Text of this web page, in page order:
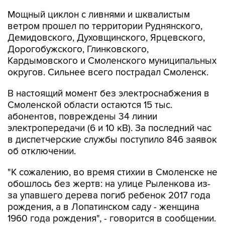
Мощный циклон с ливнями и шквалистым
ветром прошел по территории Руднянского,
Демидовского, Духовщинского, Ярцевского,
Дорогобужского, Глинковского,
Кардымовского и Смоленского муниципальных
округов. Сильнее всего пострадал Смоленск.
В настоящий момент без электроснабжения в
Смоленской области остаются 15 тыс.
абонентов, повреждены 34 линии
электропередачи (6 и 10 кВ). За последний час
в диспетчерские службы поступило 846 заявок
об отключении.
"К сожалению, во время стихии в Смоленске не
обошлось без жертв: на улице Рыленкова из-
за упавшего дерева погиб ребенок 2017 года
рождения, а в Лопатинском саду - женщина
1960 года рождения", - говорится в сообщении.